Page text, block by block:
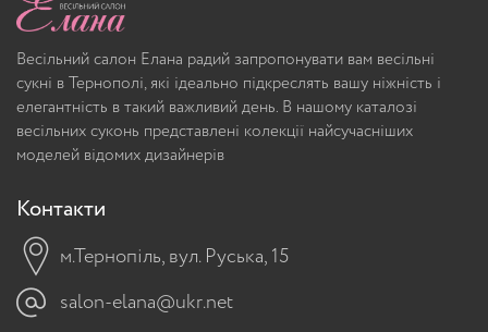
Весільний салон Елана радий запропонувати вам весільні
сукні в Тернополі, які ідеально підкреслять вашу ніжність і
елегантність в такий важливий день. В нашому каталозі
весільних суконь представлені колекції найсучасніших
моделей відомих дизайнерів
Контакти
м.Тернопіль, вул. Руська, 15
salon-elana@ukr.net